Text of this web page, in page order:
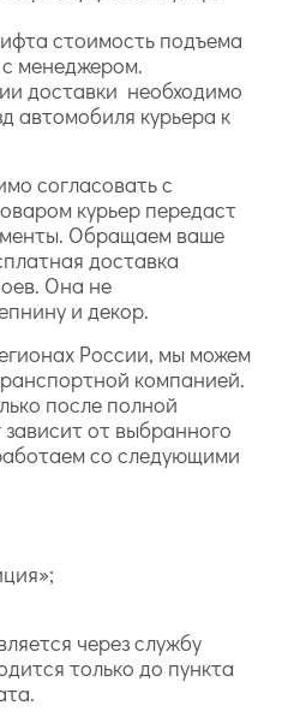
стоимость подъема
менеджером.
доставки необходимо
автомобиля курьера к
согласовать с
курьер передаст
Обращаем ваше
доставка
Она не
и декор.
России, мы можем
компанией.
после полной
от выбранного
со следующими
через службу
только до пункта